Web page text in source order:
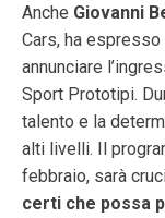
Anche Giovanni
Cars, ha
annunciare
Sport Prototipi.
talento e la
alti livelli. Il
febbraio, sarà
certi che possa